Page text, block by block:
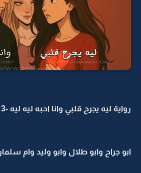
رواية ليه يجرح قلبي وانا احبه ليه ليه -3
ابو جراح وابو طلال وابو وليد وام